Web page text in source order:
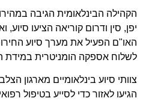
הקהילה הבינלאומית הגיבה
יפן, סין ודרום קוריאה הציעו סיוע,
האו"ם הפעיל את מערך סיוע החירום
לשלוח אספקה הומניטרית במידת
צוותי סיוע בינלאומיים מארגון
הגיעו לאזור כדי לסייע בטיפול